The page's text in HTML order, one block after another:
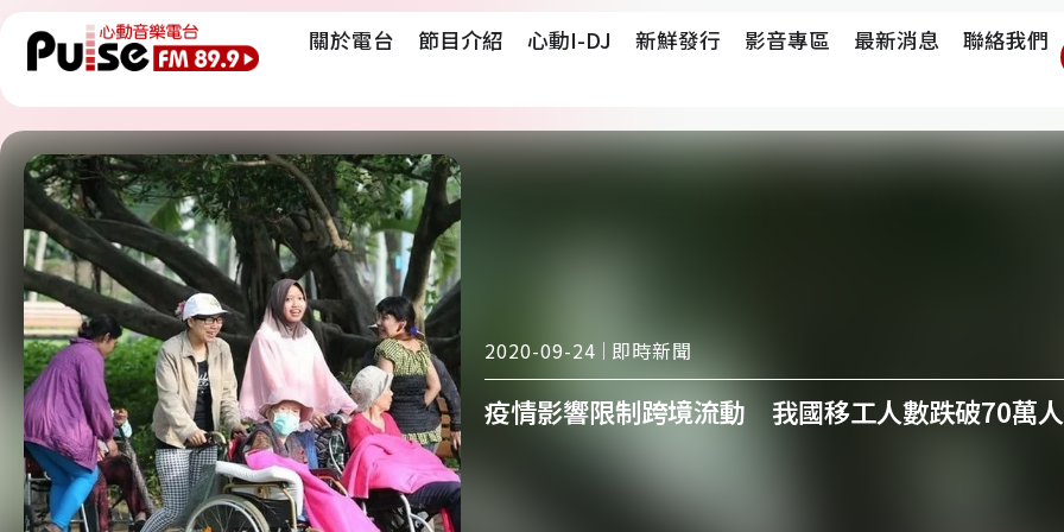
關於電台 節目介紹 心動i-DJ 新鮮發行 影音專區 最新消息 聯絡我們
2020-09-24 即時新聞
疫情影響限制跨境流動 我國移工人數跌破70萬人